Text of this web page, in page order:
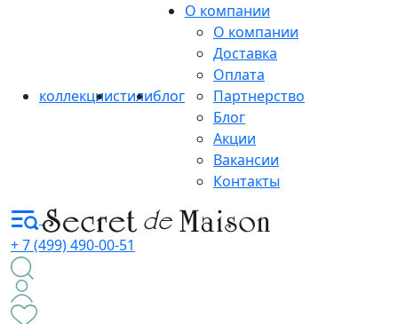
коллекциистилиблог
О компании
О компании
Доставка
Оплата
Партнерство
Блог
Акции
Вакансии
Контакты
+ 7 (499) 490-00-51